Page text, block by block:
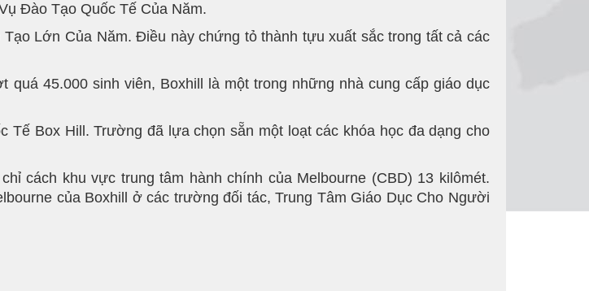
Đào Tạo Quốc Tế Của Năm.
Lớn Của Năm. Điều này chứng tỏ thành tựu xuất sắc trong tất cả các
45.000 sinh viên, Boxhill là một trong những nhà cung cấp giáo dục
Box Hill. Trường đã lựa chọn sẵn một loạt các khóa học đa dạng cho
cách khu vực trung tâm hành chính của Melbourne (CBD) 13 kilômét.
của Boxhill ở các trường đối tác, Trung Tâm Giáo Dục Cho Người